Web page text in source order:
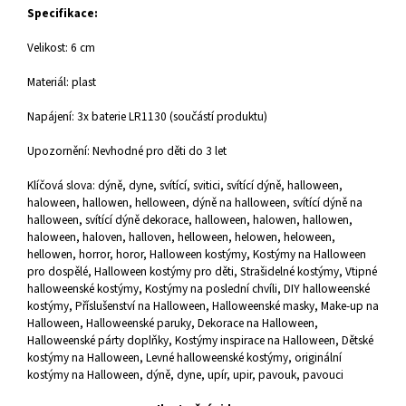
Specifikace:
Velikost: 6 cm
Materiál: plast
Napájení: 3x baterie LR1130 (součástí produktu)
Upozornění: Nevhodné pro děti do 3 let
Klíčová slova: dýně, dyne, svítící, svitici, svítící dýně, halloween,
haloween, hallowen, helloween, dýně na halloween, svítící dýně na
halloween, svítící dýně dekorace, halloween, halowen, hallowen,
haloween, haloven, halloven, helloween, helowen, heloween,
hellowen, horror, horor, Halloween kostýmy, Kostýmy na Halloween
pro dospělé, Halloween kostýmy pro děti, Strašidelné kostýmy, Vtipné
halloweenské kostýmy, Kostýmy na poslední chvíli, DIY halloweenské
kostýmy, Příslušenství na Halloween, Halloweenské masky, Make-up na
Halloween, Halloweenské paruky, Dekorace na Halloween,
Halloweenské párty doplňky, Kostýmy inspirace na Halloween, Dětské
kostýmy na Halloween, Levné halloweenské kostýmy, originální
kostýmy na Halloween, dýně, dyne, upír, upir, pavouk, pavouci